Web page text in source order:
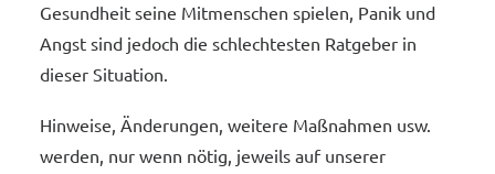
Gesundheit seine Mitmenschen spielen, Panik und
Angst sind jedoch die schlechtesten Ratgeber in
dieser Situation.
Hinweise, Änderungen, weitere Maßnahmen usw.
werden, nur wenn nötig, jeweils auf unserer